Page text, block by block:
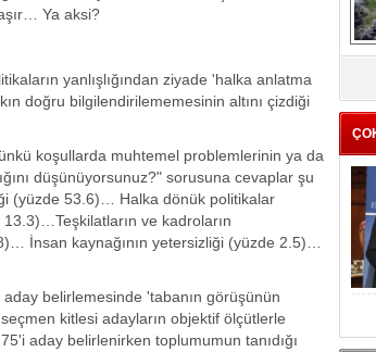
Ya aksi?
yanlışlığından ziyade 'halka anlatma
doğru bilgilendirilememesinin altını çizdiği
koşullarda muhtemel problemlerinin ya da
düşünüyorsunuz?" sorusuna cevaplar şu
(yüzde 53.6)… Halka dönük politikalar
ve kadroların
İnsan kaynağının yetersizliği (yüzde 2.5)…
belirlemesinde 'tabanın görüşünün
kitlesi adayların objektif ölçütlerle
aday belirlenirken toplumumun tanıdığı